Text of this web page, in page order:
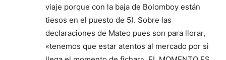
viaje porque con la baja de Bolomboy están
tiesos en el puesto de 5). Sobre las
declaraciones de Mateo pues son para llorar,
«tenemos que estar atentos al mercado por si